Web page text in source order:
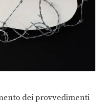
dei provvedimenti